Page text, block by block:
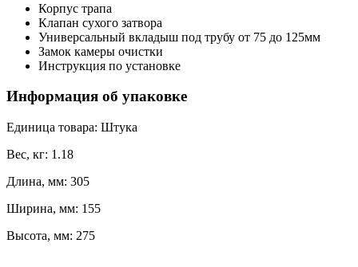
Корпус трапа
Клапан сухого затвора
Универсальный вкладыш под трубу от 75 до 125мм
Замок камеры очистки
Инструкция по установке
Информация об упаковке
Единица товара: Штука
Вес, кг: 1.18
Длина, мм: 305
Ширина, мм: 155
Высота, мм: 275